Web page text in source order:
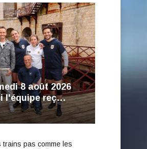
8 août 2026
l'équipe reç…
trains pas comme les